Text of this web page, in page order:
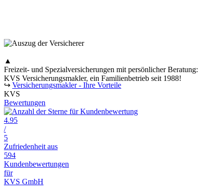
▲
Freizeit- und Spezialversicherungen mit persönlicher Beratung:
KVS Versicherungsmakler, ein Familienbetrieb seit 1988!
↪ Versicherungsmakler - Ihre Vorteile
KVS
Bewertungen
4.95
/
5
Zufriedenheit aus
594
Kundenbewertungen
für
KVS GmbH